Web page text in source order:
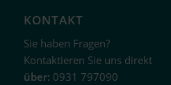
KONTAKT
Sie haben Fragen?
Kontaktieren Sie uns direkt
über: 0931 797090